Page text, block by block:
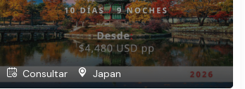
Consultar Japan